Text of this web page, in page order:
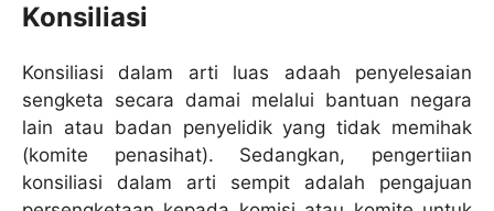
Konsiliasi
Konsiliasi dalam arti luas adaah penyelesaian
sengketa secara damai melalui bantuan negara
lain atau badan penyelidik yang tidak memihak
(komite penasihat). Sedangkan, pengertiian
konsiliasi dalam arti sempit adalah pengajuan